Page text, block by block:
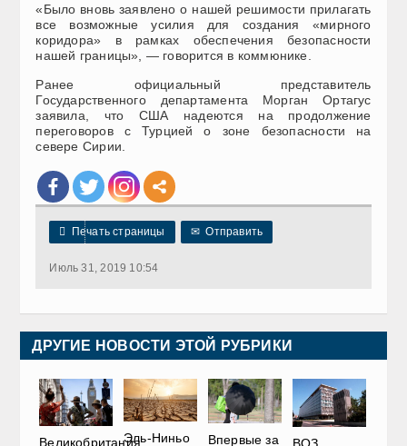
«Было вновь заявлено о нашей решимости прилагать
все возможные усилия для создания «мирного
коридора» в рамках обеспечения безопасности
нашей границы», — говорится в коммюнике.
Ранее официальный представитель
Государственного департамента Морган Ортагус
заявила, что США надеются на продолжение
переговоров с Турцией о зоне безопасности на
севере Сирии.
 Печать страницы ✉ Отправить
Июль 31, 2019 10:54
ДРУГИЕ НОВОСТИ ЭТОЙ РУБРИКИ
ВеликобританияЭль-Ниньо
Впервые за
ВОЗ